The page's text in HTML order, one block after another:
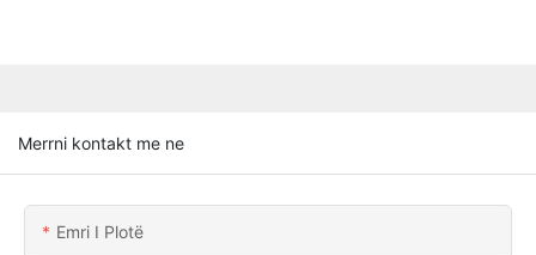
Merrni kontakt me ne
Emri I Plotë